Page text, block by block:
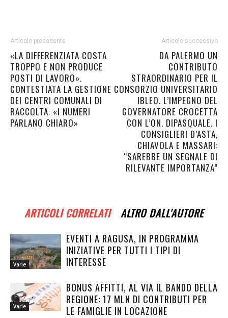
Articolo precedente
«LA DIFFERENZIATA COSTA
TROPPO E NON PRODUCE
POSTI DI LAVORO».
CONTESTIATA LA GESTIONE
DEI CENTRI COMUNALI DI
RACCOLTA: «I NUMERI
PARLANO CHIARO»
Articolo successivo
DA PALERMO UN
CONTRIBUTO
STRAORDINARIO PER IL
CONSORZIO UNIVERSITARIO
IBLEO. L’IMPEGNO DEL
GOVERNATORE CROCETTA
CON L’ON. DIPASQUALE. I
CONSIGLIERI D’ASTA,
CHIAVOLA E MASSARI:
“SAREBBE UN SEGNALE DI
RILEVANTE IMPORTANZA”
ARTICOLI CORRELATI ALTRO DALL'AUTORE
Varie
EVENTI A RAGUSA, IN PROGRAMMA
INIZIATIVE PER TUTTI I TIPI DI
INTERESSE
Varie
BONUS AFFITTI, AL VIA IL BANDO DELLA
REGIONE: 17 MLN DI CONTRIBUTI PER
LE FAMIGLIE IN LOCAZIONE